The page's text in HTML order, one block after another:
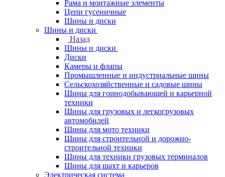
Рама и монтажные элементы
Цепи гусеничные
Шины и диски
Шины и диски
Назад
Шины и диски
Диски
Камеры и флапы
Промышленные и индустриальные шины
Сельскохозяйственные и садовые шины
Шины для горнодобывающей и карьерной
техники
Шины для грузовых и легкогрузовых
автомобилей
Шины для мото техники
Шины для строительной и дорожно-
строительной техники
Шины для техники грузовых терминалов
Шины для шахт и карьеров
Электрическая система